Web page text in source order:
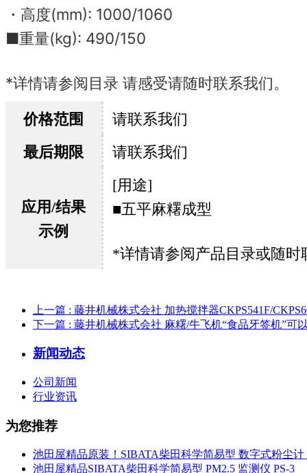
・高度(mm): 1000/1060
■重量(kg): 490/150
*详情请参阅目录 请感受请随时联系我们。
价格范围
请联系我们
最后期限
请联系我们
应用/结果
示例
[用途]
■五平麻糬成型
*详情请参阅产品目录或随时
上一篇 : 藤井机械株式会社 加热搅拌器CKPS541F/
下一篇 : 藤井机械株式会社 麻糬/牛飞机“食品牙签机”可
新闻动态
公司新闻
行业资讯
为您推荐
池田屋精品原装！SIBATA柴田科学简易型 数字式粉尘计
池田屋精品SIBATA柴田科学简易型 PM2.5 监测仪 PS-3